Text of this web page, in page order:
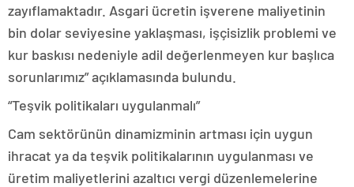
zayıflamaktadır. Asgari ücretin işverene maliyetinin
bin dolar seviyesine yaklaşması, işçisizlik problemi ve
kur baskısı nedeniyle adil değerlenmeyen kur başlıca
sorunlarımız” açıklamasında bulundu.
“Teşvik politikaları uygulanmalı”
Cam sektörünün dinamizminin artması için uygun
ihracat ya da teşvik politikalarının uygulanması ve
üretim maliyetlerini azaltıcı vergi düzenlemelerine